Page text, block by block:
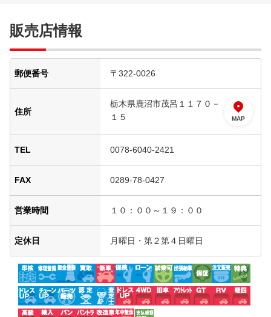
販売店情報
郵便番号 〒322-0026
住所
栃木県鹿沼市茂呂１１７０－
１５
MAP
TEL 0078-6040-2421
FAX 0289-78-0427
営業時間 １０：００～１９：００
定休日 月曜日・第２第４日曜日